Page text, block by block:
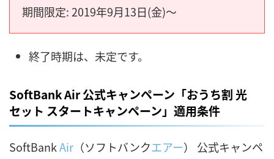
期間限定: 2019年9月13日(金)～
終了時期は、未定です。
SoftBank Air 公式キャンペーン「おうち割 光
セット スタートキャンペーン」適用条件
SoftBankAir （ソフトバンクエアー） 公式キャンペ